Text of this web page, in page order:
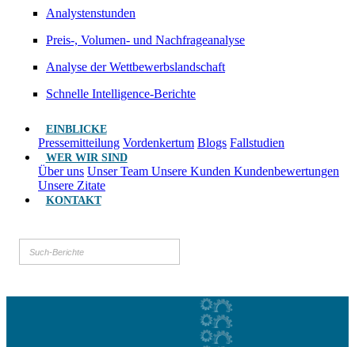
Analystenstunden
Preis-, Volumen- und Nachfrageanalyse
Analyse der Wettbewerbslandschaft
Schnelle Intelligence-Berichte
EINBLICKE
Pressemitteilung Vordenkertum Blogs Fallstudien
WER WIR SIND
Über uns Unser Team Unsere Kunden Kundenbewertungen
Unsere Zitate
KONTAKT